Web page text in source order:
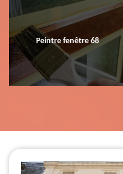
Peintre fenêtre 68